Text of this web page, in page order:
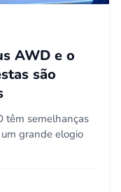
AWD e o
são
têm semelhanças
grande elogio